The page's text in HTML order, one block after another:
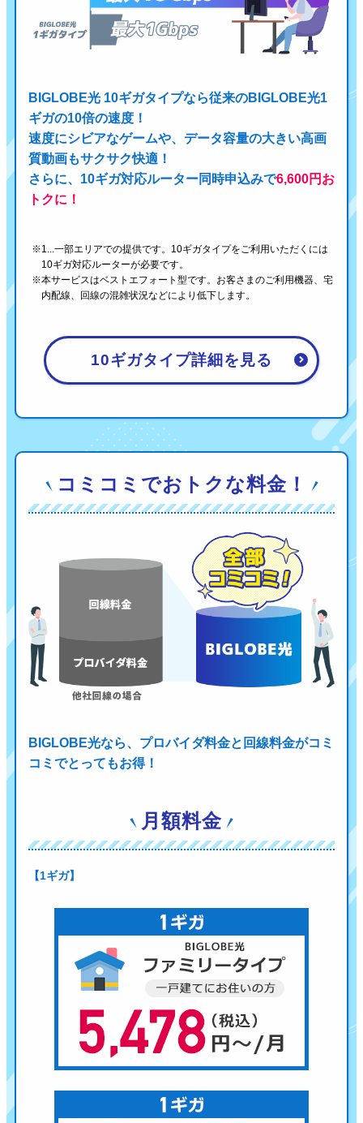
BIGLOBE光 10ギガタイプなら従来のBIGLOBE光1
ギガの10倍の速度！
速度にシビアなゲームや、データ容量の大きい高画
質動画もサクサク快適！
さらに、10ギガ対応ルーター同時申込みで6,600円お
トクに！
1...一部エリアでの提供です。10ギガタイプをご利用いただくには
10ギガ対応ルーターが必要です。
本サービスはベストエフォート型です。お客さまのご利用機器、宅
内配線、回線の混雑状況などにより低下します。
10ギガタイプ詳細を見る
コミコミでおトクな料金！
BIGLOBE光なら、プロバイダ料金と回線料金がコミ
コミでとってもお得！
月額料金
【1ギガ】